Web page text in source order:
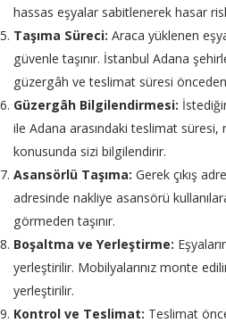
hassas eşyalar sabitlenerek hasar
Taşıma Süreci: Araca yüklenen
güvenle taşınır. İstanbul Adana
güzergâh ve teslimat süresi
Güzergâh Bilgilendirmesi:
ile Adana arasındaki teslimat
konusunda sizi bilgilendirir.
Asansörlü Taşıma: Gerek çıkış
adresinde nakliye asansörü
görmeden taşınır.
Boşaltma ve Yerleştirme:
yerleştirilir. Mobilyalarınız monte
yerleştirilir.
Kontrol ve Teslimat: Teslimat